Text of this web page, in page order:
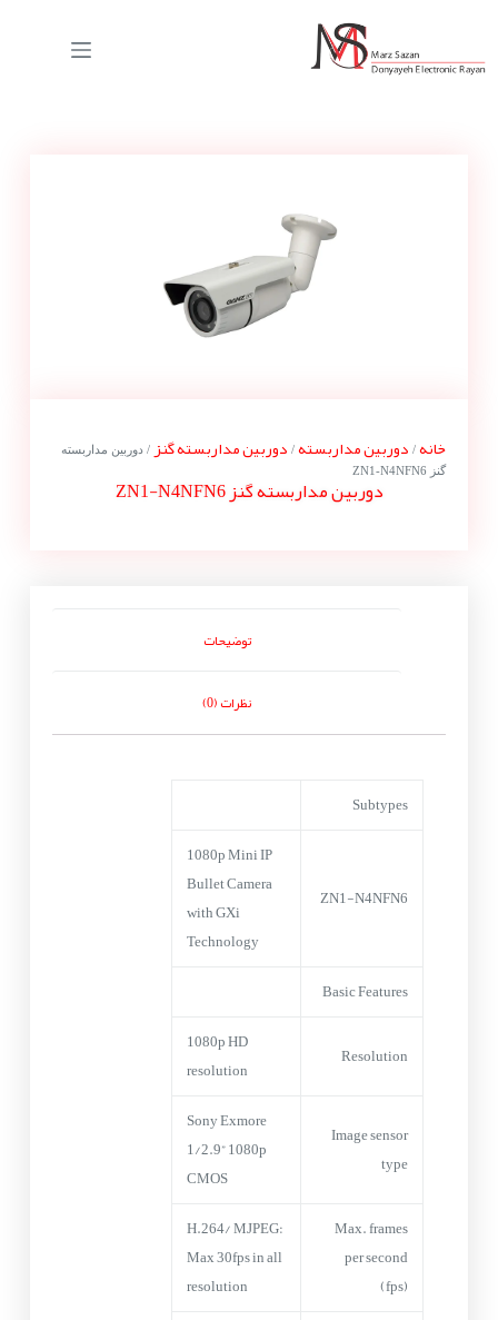
خانه/ دوربین مداربسته/ دوربین مداربسته گنز / دوربین مداربسته
گنز ZN1-N4NFN6
دوربین مداربسته گنز ZN1-N4NFN6
توضیحات
نظرات (0)
Subtypes
ZN1-N4NFN6
1080p Mini IP
Bullet Camera
with GXi
Technology
Basic Features
Resolution
1080p HD
resolution
Image sensor
type
Sony Exmore
1/2.9” 1080p
CMOS
Max. frames
per second
(fps)
H.264/ MJPEG:
Max 30fps in all
resolution